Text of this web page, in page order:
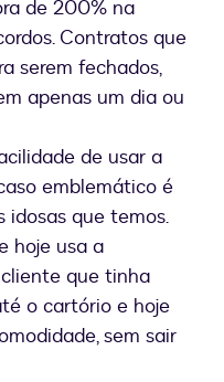
de 200% na
Contratos que
serem fechados,
apenas um dia ou
de usar a
emblemático é
idosas que temos.
hoje usa a
que tinha
o cartório e hoje
sem sair